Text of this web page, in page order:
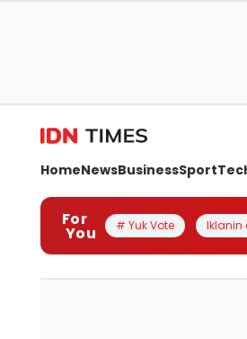
HomeNewsBusinessSport
For
You # Yuk Vote Iklanin